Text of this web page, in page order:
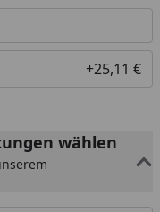
+25,11 €
wählen